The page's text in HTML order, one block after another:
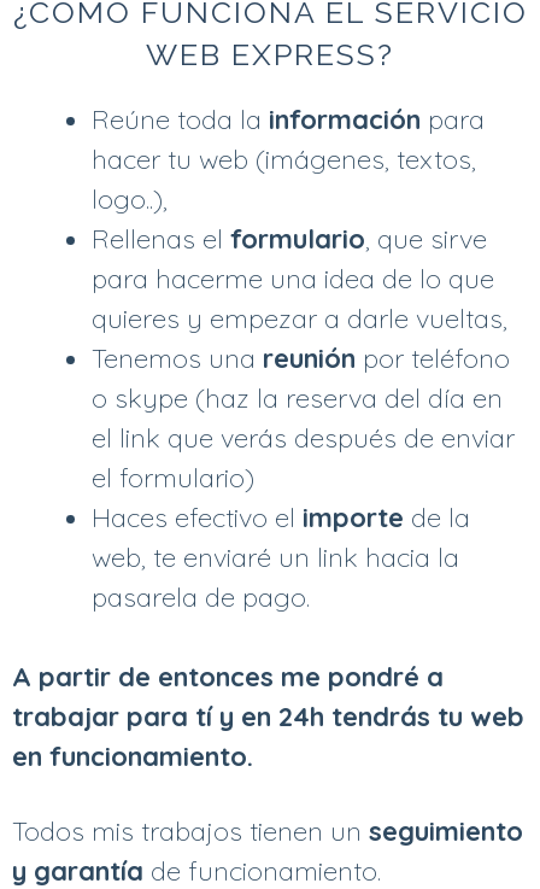
¿COMO FUNCIONA EL SERVICIO
WEB EXPRESS?
Reúne toda la información para
hacer tu web (imágenes, textos,
logo..),
Rellenas el formulario, que sirve
para hacerme una idea de lo que
quieres y empezar a darle vueltas,
Tenemos una reunión por teléfono
o skype (haz la reserva del día en
el link que verás después de enviar
el formulario)
Haces efectivo el importe de la
web, te enviaré un link hacia la
pasarela de pago.
A partir de entonces me pondré a
trabajar para tí y en 24h tendrás tu web
en funcionamiento.
Todos mis trabajos tienen un seguimiento
y garantía de funcionamiento.